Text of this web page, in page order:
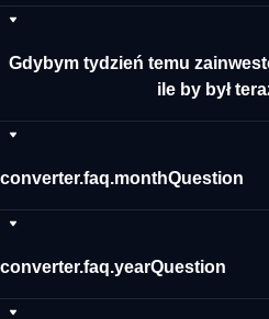
Gdybym tydzień temu
ile by był
converter.faq.monthQuestion
converter.faq.yearQuestion